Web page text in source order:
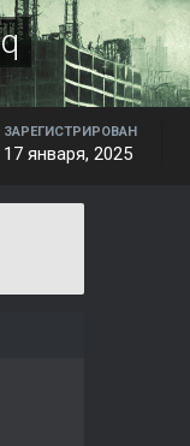
ЗАРЕГИСТРИРОВАН
17 января, 2025